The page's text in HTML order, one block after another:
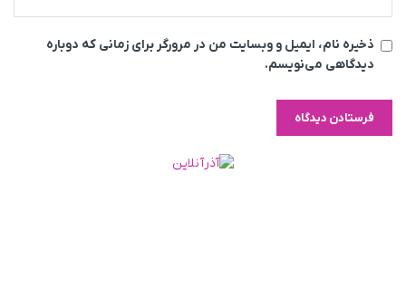
ذخیره نام، ایمیل و وبسایت من در مرورگر برای زمانی که دوباره
دیدگاهی می‌نویسم.